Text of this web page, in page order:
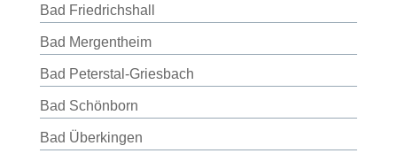
Bad Friedrichshall
Bad Mergentheim
Bad Peterstal-Griesbach
Bad Schönborn
Bad Überkingen